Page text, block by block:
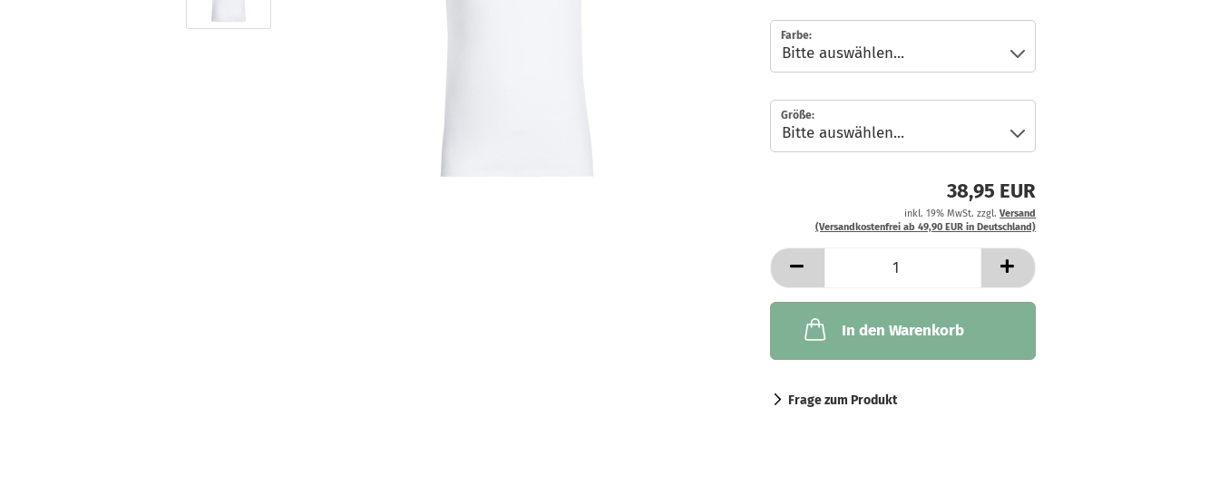
Farbe:
Größe:
38,95 EUR
inkl. 19% MwSt. zzgl. Versand
(Versandkostenfrei ab 49,90 EUR in Deutschland)
In den Warenkorb
Frage zum Produkt